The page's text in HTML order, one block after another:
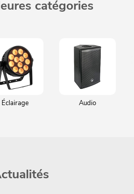
catégories
Éclairage Audio